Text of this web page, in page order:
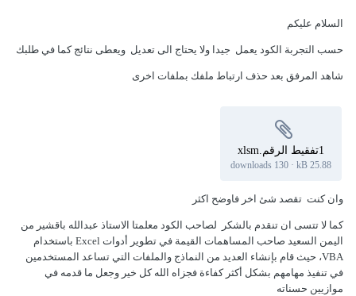
السلام عليكم
حسب التجربة الكود يعمل جيدا ولا يحتاج الى تعديل ويعطى نتائج كما في طلبك
شاهد المرفق بعد حذف ارتباط ملفك بملفات اخرى
1تفقيط الرقم.xlsm
25.88 kB
·
130 downloads
وان كنت تقصد شئ اخر فاوضح اكثر
كما لا تتسى ان تنقدم بالشكر لصاحب الكود معلمتا الاستاذ عبدالله باقشير من
اليمن السعيد صاحب المساهمات القيمة في تطوير أدوات Excel باستخدام
VBA، حيث قام بإنشاء العديد من النماذج والملفات التي تساعد المستخدمين
في تنفيذ مهامهم بشكل أكثر كفاءة فجزاه الله كل خير وجعل ما قدمه في
موازيين حسناته